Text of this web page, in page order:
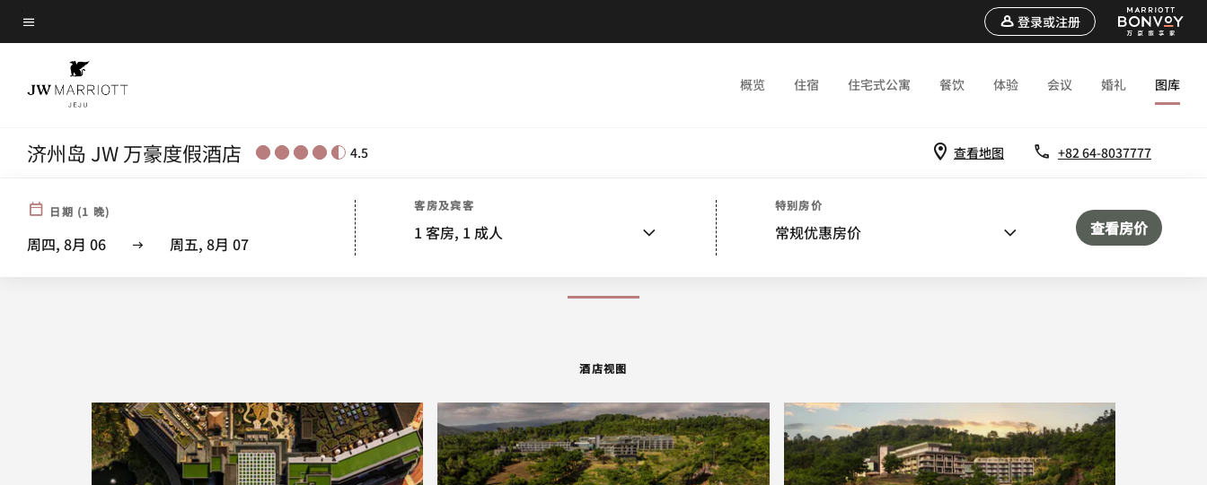
Skip
to
content
菜单文本
登录或注册
概览 住宿 住宅式公寓 餐饮 体验 会议 婚礼 图库
济州岛 JW 万豪度假酒店 4.5 查看地图 +82 64-8037777
日期 (1 晚)
周四, 8月 06 周五, 8月 07
客房及宾客
1 客房, 1 成人
特别房价
常规优惠房价 查看房价
酒店视图客房别墅 附近景点 活动和会议
酒店视图